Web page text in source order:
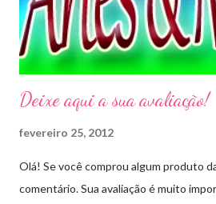
Deixe aqui a sua avaliação!
fevereiro 25, 2012
Olá! Se você comprou algum produto
comentário. Sua avaliação é muito